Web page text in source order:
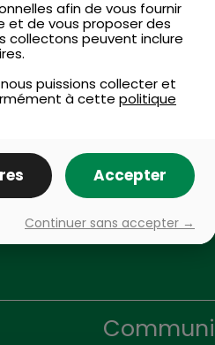
afin de vous fournir
et de vous proposer des
collectons peuvent inclure
puissions collecter et
à cette politique
Accepter
Continuer sans accepter →